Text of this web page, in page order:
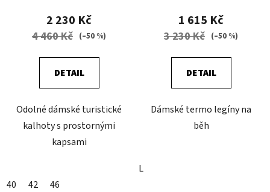
2 230 Kč
4 460 Kč (–50 %)
DETAIL
Odolné dámské turistické
kalhoty s prostornými
kapsami
40 42 46
1 615 Kč
3 230 Kč (–50 %)
DETAIL
Dámské termo legíny na
běh
L